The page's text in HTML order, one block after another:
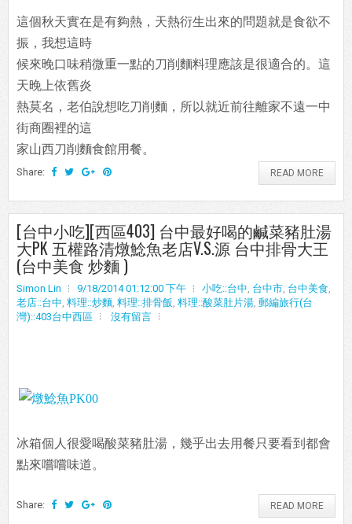
這個秋天實在是有夠熱，天熱衍生出來的問題就是食欲不
振，我想這時
候來晚口味稍微重一點的刀削麵料理應該是很適合的。這
天晚上依舊炎
熱莫名，老伯說想吃刀削麵，所以就近前往離家不遠一中
街商圈裡的這
家山西刀削麵食館用餐。
Share: READ MORE
[台中小吃][西區403] 台中最好喝的鹹菜豬肚湯
大PK 五權路清燉鯰魚老店V.S.源 台中排骨大王
(台中美食 炒麵 )
Simon Lin 9/18/2014 01:12:00 下午 小吃::台中, 台中市, 台中美食,
老店::台中, 料理::炒麵, 料理::排骨飯, 料理::酸菜肚片湯, 郵編旅行(台
灣)::403台中西區
沒有留言
冰箱個人很愛喝酸菜豬肚湯，幾乎出去用餐只要看到都會
點來嚐嚐味道。
Share: READ MORE